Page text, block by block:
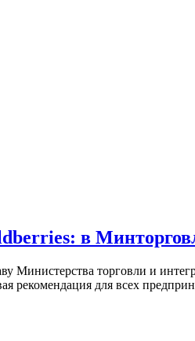
в
Министерства торговли и
рекомендация для всех